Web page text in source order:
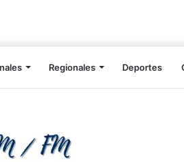
Regionales Deportes